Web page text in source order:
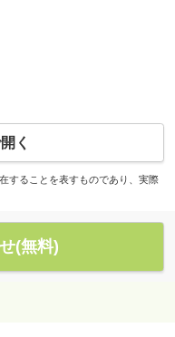
く
することを表すものであり、実際
(無料)